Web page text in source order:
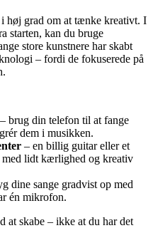
høj grad om at tænke kreativt. I
starten, kan du bruge
store kunstnere har skabt
– fordi de fokuserede på
– brug din telefon til at fange
dem i musikken.
– en billig guitar eller et
lidt kærlighed og kreativ
dine sange gradvist op med
én mikrofon.
at skabe – ikke at du har det